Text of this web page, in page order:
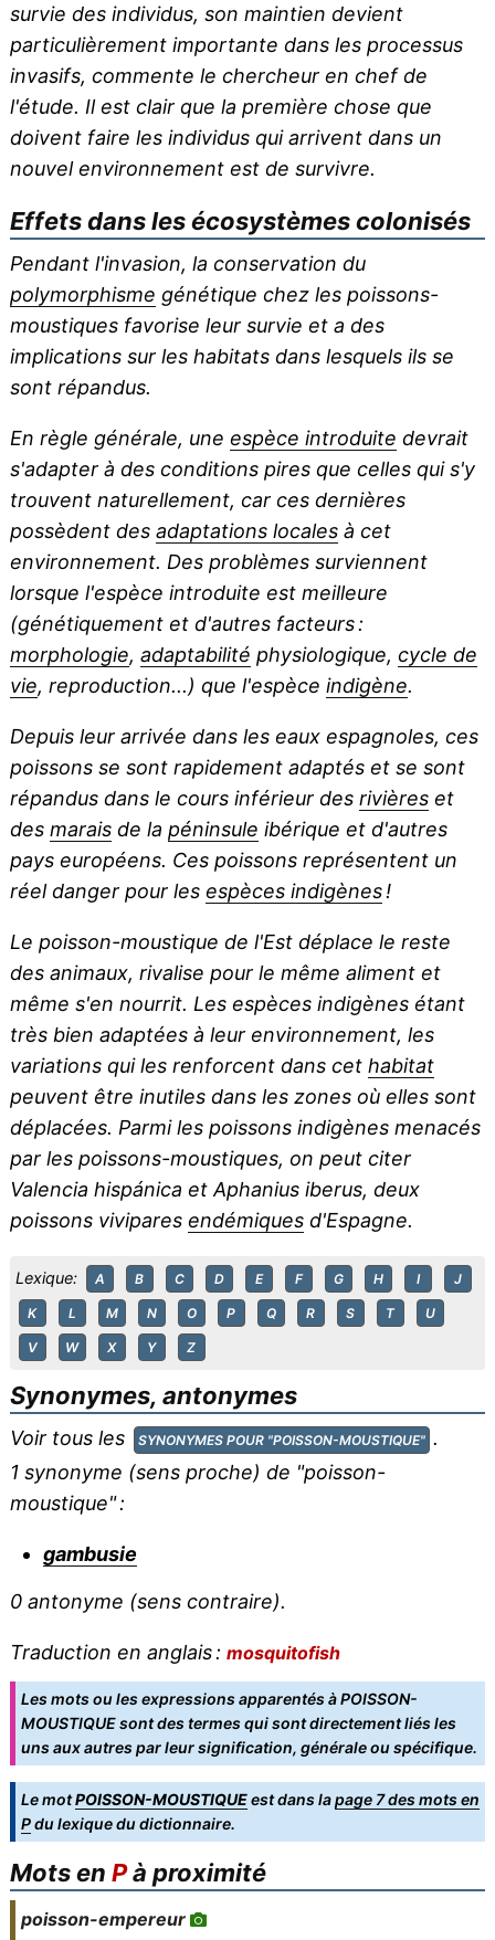
survie des individus, son maintien devient
particulièrement importante dans les processus
invasifs, commente le chercheur en chef de
l'étude. Il est clair que la première chose que
doivent faire les individus qui arrivent dans un
nouvel environnement est de survivre.
Effets dans les écosystèmes colonisés
Pendant l'invasion, la conservation du
polymorphisme génétique chez les poissons-
moustiques favorise leur survie et a des
implications sur les habitats dans lesquels ils se
sont répandus.
En règle générale, une espèce introduite devrait
s'adapter à des conditions pires que celles qui s'y
trouvent naturellement, car ces dernières
possèdent des adaptations localesà cet
environnement. Des problèmes surviennent
lorsque l'espèce introduite est meilleure
(génétiquement et d'autres facteurs :
morphologie, adaptabilité physiologique, cycle de
vie, reproduction...) que l'espèce indigène.
Depuis leur arrivée dans les eaux espagnoles, ces
poissons se sont rapidement adaptés et se sont
répandus dans le cours inférieur des rivièreset
des maraisde la péninsule ibérique et d'autres
pays européens. Ces poissons représentent un
réel danger pour les espèces indigènes!
Le poisson-moustique de l'Est déplace le reste
des animaux, rivalise pour le même aliment et
même s'en nourrit. Les espèces indigènes étant
très bien adaptées à leur environnement, les
variations qui les renforcent dans cet habitat
peuvent être inutiles dans les zones où elles sont
déplacées. Parmi les poissons indigènes menacés
par les poissons-moustiques, on peut citer
Valencia hispánica etAphanius iberus, deux
poissons vivipares endémiquesd'Espagne.
Lexique: A B C D E F G H I J
K L M N O P Q R S T U
V W X Y Z
Synonymes, antonymes
Voir tous les SYNONYMES POUR "POISSON-MOUSTIQUE" .
1 synonyme (sens proche) de "poisson-
moustique" :
gambusie
0 antonyme (sens contraire).
Traduction en anglais : mosquitofish
Les mots ou les expressions apparentés à POISSON-
MOUSTIQUE sont des termes qui sont directement liés les
uns aux autres par leur signification, générale ou spécifique.
Le motPOISSON-MOUSTIQUEest dans lapage 7 des mots en
Pdu lexique du dictionnaire.
Mots en Pà proximité
poisson-empereur